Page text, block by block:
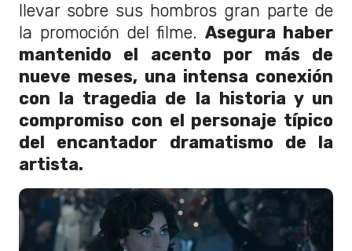
llevar sobre sus hombros gran parte de
la promoción del filme.Asegura haber
mantenido el acento por más de
nueve meses, una intensa conexión
con la tragedia de la historia y un
compromiso con el personaje típico
del encantador dramatismo de la
artista.